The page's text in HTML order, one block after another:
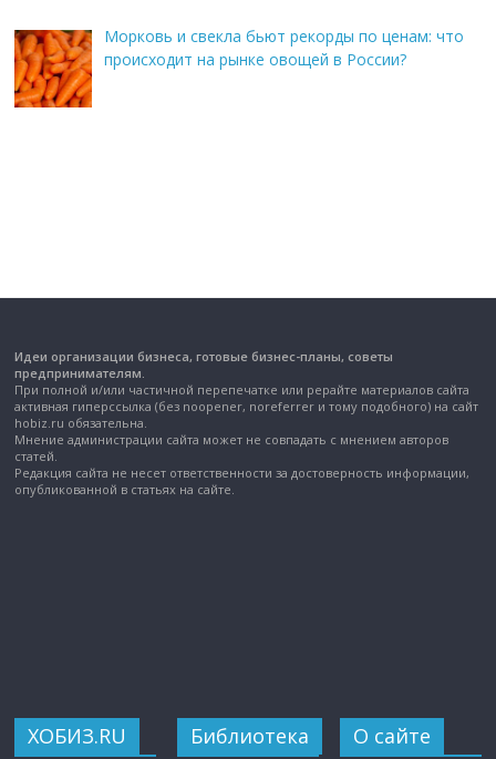
Морковь и свекла бьют рекорды по ценам: что
происходит на рынке овощей в России?
Идеи организации бизнеса, готовые бизнес-планы, советы
предпринимателям.
При полной и/или частичной перепечатке или рерайте материалов сайта
активная гиперссылка (без noopener, noreferrer и тому подобного) на сайт
hobiz.ru обязательна.
Мнение администрации сайта может не совпадать с мнением авторов
статей.
Редакция сайта не несет ответственности за достоверность информации,
опубликованной в статьях на сайте.
ХОБИЗ.RU Библиотека О сайте